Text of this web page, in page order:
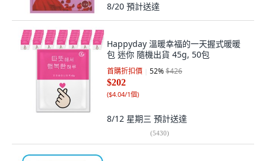
8/20 預計送達
Happyday 溫暖幸福的一天握式暖暖
包 迷你 隨機出貨 45g, 50包
首購折扣價 52%$426
$202
($4.04/1個)
8/12 星期三 預計送達
(5430)